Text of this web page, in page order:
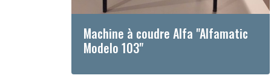
Machine à coudre Alfa "Alfamatic
Modelo 103"